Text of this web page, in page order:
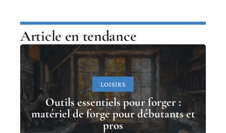
Article en tendance
LOISIRS
Outils essentiels pour forger :
matériel de forge pour débutants et
pros